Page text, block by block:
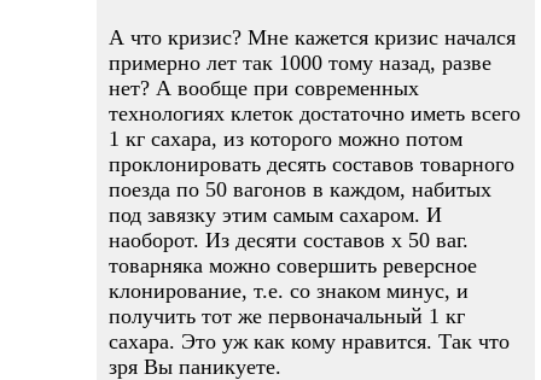
А что кризис? Мне кажется кризис начался
примерно лет так 1000 тому назад, разве
нет? А вообще при современных
технологиях клеток достаточно иметь всего
1 кг сахара, из которого можно потом
проклонировать десять составов товарного
поезда по 50 вагонов в каждом, набитых
под завязку этим самым сахаром. И
наоборот. Из десяти составов х 50 ваг.
товарняка можно совершить реверсное
клонирование, т.е. со знаком минус, и
получить тот же первоначальный 1 кг
сахара. Это уж как кому нравится. Так что
зря Вы паникуете.